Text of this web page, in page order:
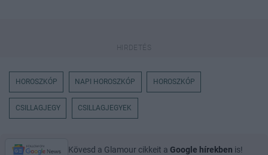
HOROSZKÓP NAPI HOROSZKÓP HOROSZKÓP
CSILLAGJEGY CSILLAGJEGYEK
Kövesd a Glamour cikkeit a Google hírekben is!